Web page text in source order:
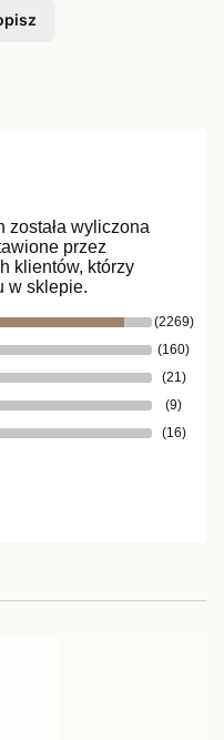
została wyliczona
przez
klientów, którzy
w sklepie.
(2269)
(160)
(21)
(9)
(16)